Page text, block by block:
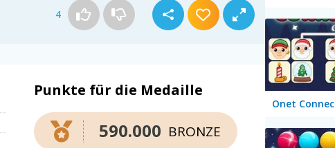
4
Punkte für die Medaille
BRONZE
590.000